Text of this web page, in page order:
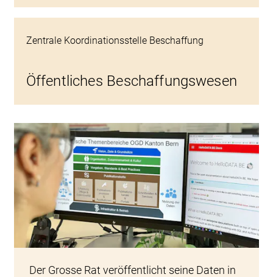
Öffentliches Beschaffungswesen
Zentrale Koordinationsstelle Beschaffung
Der Grosse Rat veröffentlicht seine Daten in